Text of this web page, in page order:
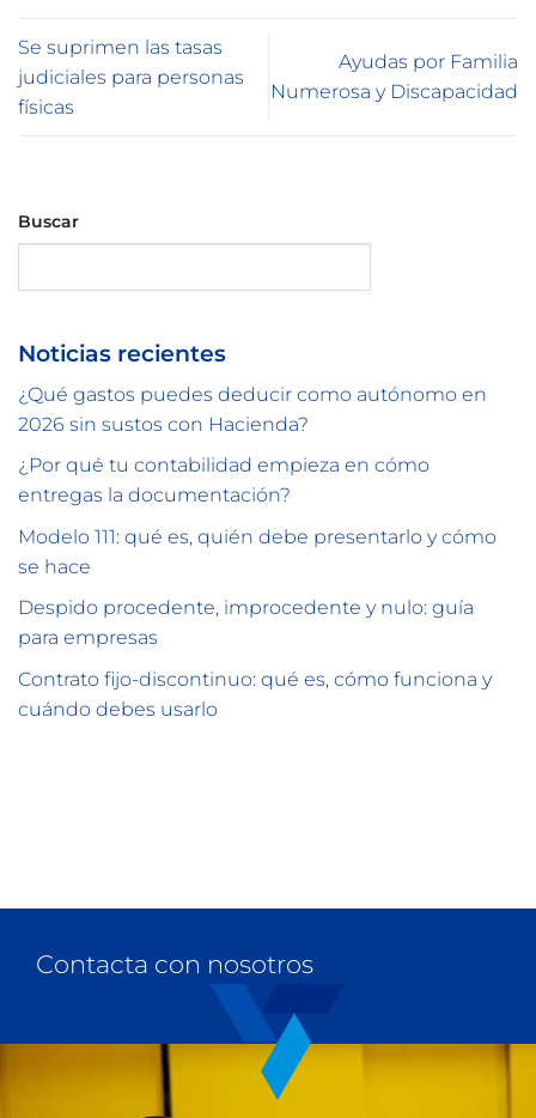
Se suprimen las tasas
judiciales para personas
físicas
Ayudas por Familia
Numerosa y Discapacidad
Buscar
Noticias recientes
¿Qué gastos puedes deducir como autónomo en
2026 sin sustos con Hacienda?
¿Por qué tu contabilidad empieza en cómo
entregas la documentación?
Modelo 111: qué es, quién debe presentarlo y cómo
se hace
Despido procedente, improcedente y nulo: guía
para empresas
Contrato fijo-discontinuo: qué es, cómo funciona y
cuándo debes usarlo
Contacta con nosotros